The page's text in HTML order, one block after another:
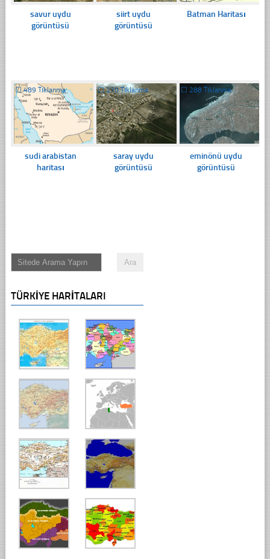
savur uydu
görüntüsü
siirt uydu
görüntüsü
Batman Haritası
☐489 Tıklanma
sudi arabistan
haritası
☐270 Tıklanma
saray uydu
görüntüsü
☐ 288 Tıklanma
eminönü uydu
görüntüsü
TÜRKIYE HARITALARI